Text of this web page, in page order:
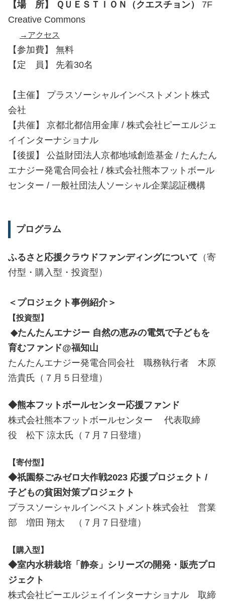
【場 所】 ＱＵＥＳＴＩＯＮ（クエスチョン）
7F
Creative Commons
→アクセス
【参加費】 無料
【定 員】 先着30名
【主催】 プラスソーシャルインベストメント株式
会社
【共催】 京都北都信用金庫 / 株式会社ピーエルジェ
イインターナショナル
【後援】 公益財団法人京都地域創造基金 / たんたん
エナジー発電合同会社 / 株式会社熊本フットボール
センター / 一般社団法人ソーシャル企業認証機構
プログラム
ふるさと応援クラウドファンディングについて （寄
付型・購入型・投資型）
＜プロジェクト事例紹介＞
【投資型】
◆たんたんエナジー 自然の恵みの電気で子どもを
育むファンド@福知山
たんたんエナジー発電合同会社 職務執行者 木原
浩貴氏（７月５日登壇）
◆熊本フットボールセンター応援ファンド
株式会社熊本フットボールセンター 代表取締
役 松下 涼太氏（７月７日登壇）
【寄付型】
◆祇園祭ごみゼロ大作戦2023 応援プロジェクト /
子どもの貧困対策プロジェクト
プラスソーシャルインベストメント株式会社 営業
部 増田 翔太 （７月７日登壇）
【購入型】
◆室内水耕栽培「静奈」シリーズの開発・販売プロ
ジェクト
株式会社ピーエルジェイインターナショナル 取締